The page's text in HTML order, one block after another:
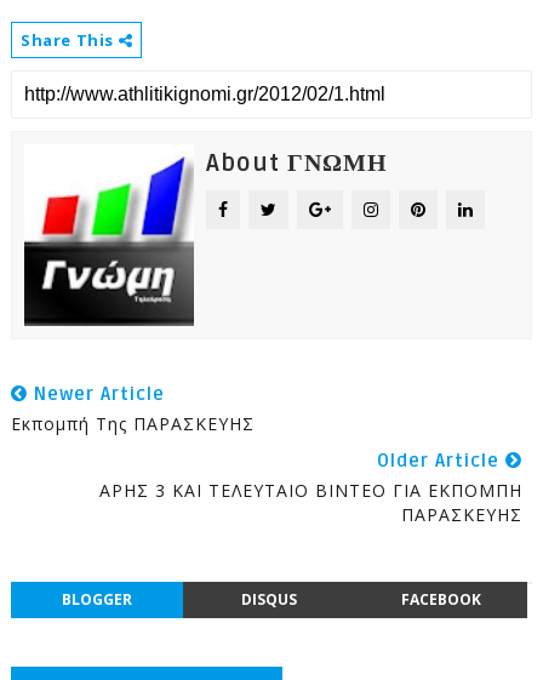
Share This
About ΓΝΩΜΗ
Newer Article
Εκπομπή Της ΠΑΡΑΣΚΕΥΗΣ
Older Article
ΑΡΗΣ 3 ΚΑΙ ΤΕΛΕΥΤΑΙΟ ΒΙΝΤΕΟ ΓΙΑ ΕΚΠΟΜΠΗ
ΠΑΡΑΣΚΕΥΗΣ
BLOGGER DISQUS FACEBOOK